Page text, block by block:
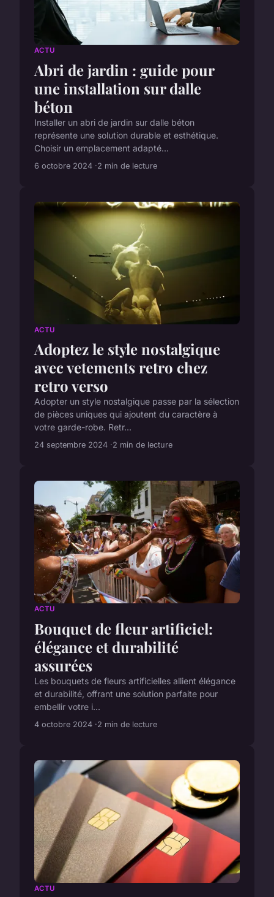
ACTU
Abri de jardin : guide pour
une installation sur dalle
béton
Installer un abri de jardin sur dalle béton
représente une solution durable et esthétique.
Choisir un emplacement adapté...
6 octobre 2024 2 min de lecture
ACTU
Adoptez le style nostalgique
avec vetements retro chez
retro verso
Adopter un style nostalgique passe par la sélection
de pièces uniques qui ajoutent du caractère à
votre garde-robe. Retr...
24 septembre 2024 2 min de lecture
ACTU
Bouquet de fleur artificiel:
élégance et durabilité
assurées
Les bouquets de fleurs artificielles allient élégance
et durabilité, offrant une solution parfaite pour
embellir votre i...
4 octobre 2024 2 min de lecture
ACTU